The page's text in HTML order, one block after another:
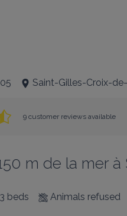
Saint-Gilles-Croix-
9 customer reviews available
m de la mer à
3 beds Animals refused